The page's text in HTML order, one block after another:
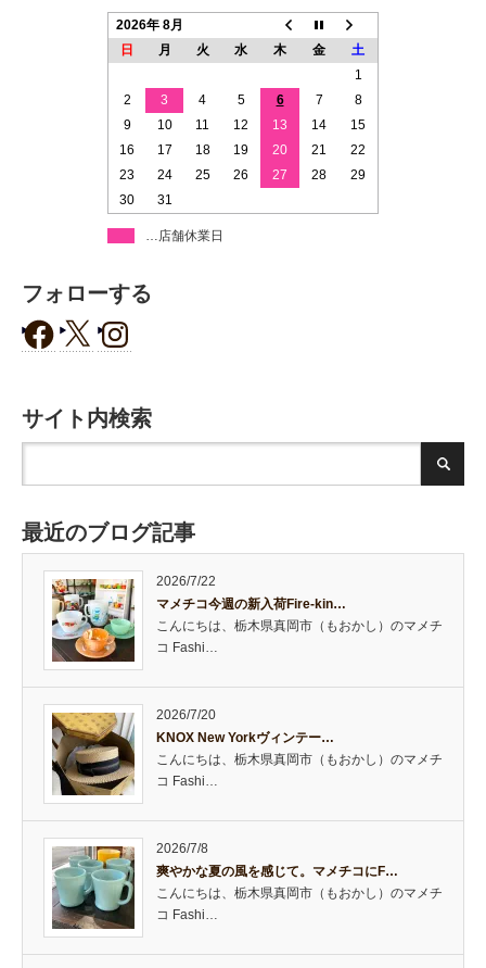
2026年 8月
日
月 火 水 木 金
土
1
2
3 4 5 6 7
8
9
10 11 12 13 14
15
16
17 18 19 20 21
22
23
24 25 26 27 28
29
30
31
…店舗休業日
フォローする
サイト内検索
最近のブログ記事
2026/7/22
マメチコ今週の新入荷Fire-kin…
こんにちは、栃木県真岡市（もおかし）のマメチ
コ Fashi…
2026/7/20
KNOX New Yorkヴィンテー…
こんにちは、栃木県真岡市（もおかし）のマメチ
コ Fashi…
2026/7/8
爽やかな夏の風を感じて。マメチコにF…
こんにちは、栃木県真岡市（もおかし）のマメチ
コ Fashi…